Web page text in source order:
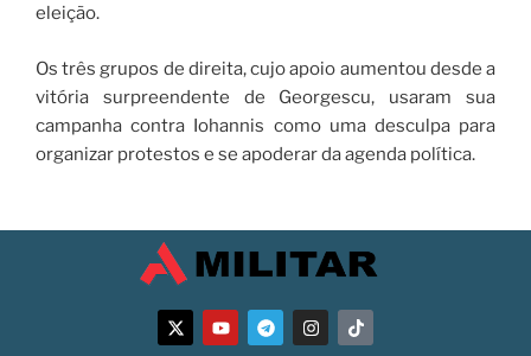
eleição.
Os três grupos de direita, cujo apoio aumentou desde a
vitória surpreendente de Georgescu, usaram sua
campanha contra Iohannis como uma desculpa para
organizar protestos e se apoderar da agenda política.